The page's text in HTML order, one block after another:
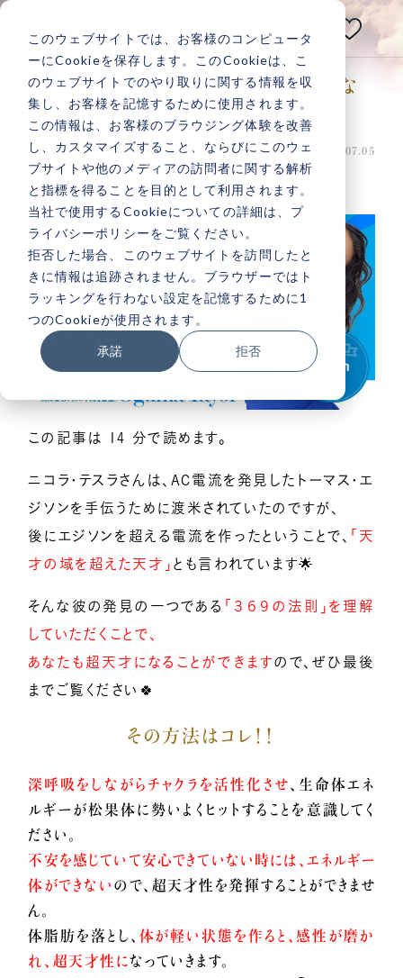
このウェブサイトでは、お客様のコンピュータ
ーにCookieを保存します。このCookieは、こ
のウェブサイトでのやり取りに関する情報を収
集し、お客様を記憶するために使用されます。
この情報は、お客様のブラウジング体験を改善
し、カスタマイズすること、ならびにこのウェ
ブサイトや他のメディアの訪問者に関する解析
と指標を得ることを目的として利用されます。
当社で使用するCookieについての詳細は、プ
ライバシーポリシーをご覧ください。
拒否した場合、このウェブサイトを訪問したと
きに情報は追跡されません。ブラウザーではト
ラッキングを行わない設定を記憶するために1
つのCookieが使用されます。
承諾 拒否
小熊弥生公式メディアサイト
N
あなたの人生は
いつだって変えられる！
記事検索
人気記事一覧
億楽 当たり前ゼロ感謝® 360度許し
イベントギャラリー
YouTubeで毎日億楽®ライブ配信中！
【ニコラ・テスラの３６９の法則】超天才にな
れる方法を超わかりやすく解説《大安》
マインド 投稿日：2024.07.06 最終更新日：2024.07.05
この記事は 14 分で読めます。
ニコラ・テスラさんは、AC電流を発見したトーマス・エ
ジソンを手伝うために渡米されていたのですが、
後にエジソンを超える電流を作ったということで、 「天
才の域を超えた天才」 とも言われています🌟
そんな彼の発見の一つである 「３６９の法則」を理解
していただくことで、
あなたも超天才になることができますので、ぜひ最後
までご覧ください🍀
その方法はコレ！！
深呼吸をしながらチャクラを活性化させ、生命体エネ
ルギーが松果体に勢いよくヒットすることを 意識してく
ださい。
不安を感じていて安心できていない時には、エネルギー
体ができない ので、超天才性を発揮することができませ
ん。
体脂肪を落とし、 体が軽い状態を作ると、感性が磨か
れ、超天才性になっていきます。